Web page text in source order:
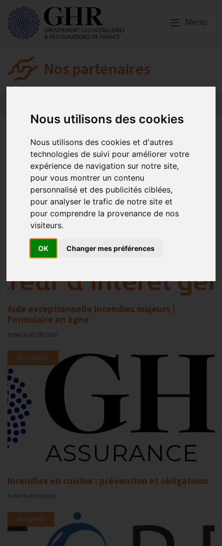
Nous utilisons des cookies
Nous utilisons des cookies et d'autres
technologies de suivi pour améliorer votre
expérience de navigation sur notre site,
pour vous montrer un contenu
personnalisé et des publicités ciblées,
pour analyser le trafic de notre site et
pour comprendre la provenance de nos
visiteurs.
OK Changer mes préférences
Menu
Nos partenaires
L’actualité des
partenaires
Aide exceptionnelle Incendies majeurs |
Formulaire en ligne
Publié le 03/08/2026
KLESIA
Incendies en cuisine : prévention et obligations
Publié le 03/08/2026
Actualités
Asforest